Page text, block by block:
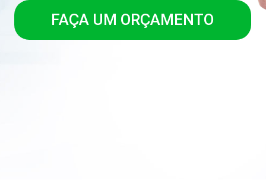
FAÇA UM ORÇAMENTO